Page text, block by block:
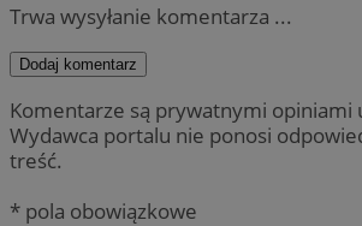
Trwa wysyłanie komentarza ...
Dodaj komentarz
Komentarze są prywatnymi opiniami
Wydawca portalu nie ponosi
treść.
* pola obowiązkowe